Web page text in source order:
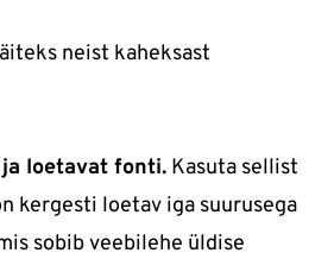
neist kaheksast
loetavat fonti. Kasuta sellist
kergesti loetav iga suurusega
sobib veebilehe üldise